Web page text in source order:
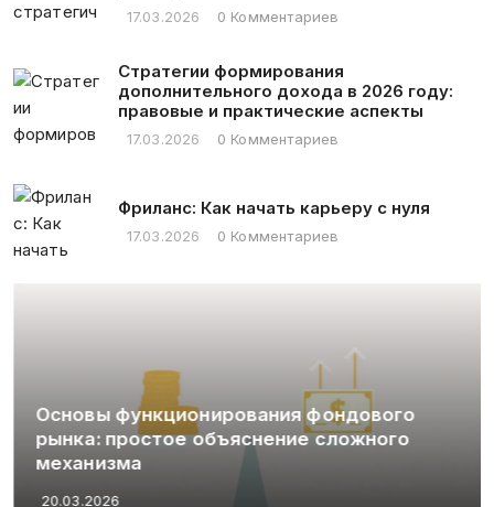
17.03.2026 0 Комментариев
Стратегии формирования
дополнительного дохода в 2026 году:
правовые и практические аспекты
17.03.2026 0 Комментариев
Фриланс: Как начать карьеру с нуля
17.03.2026 0 Комментариев
Основы функционирования фондового
рынка: простое объяснение сложного
механизма
20.03.2026